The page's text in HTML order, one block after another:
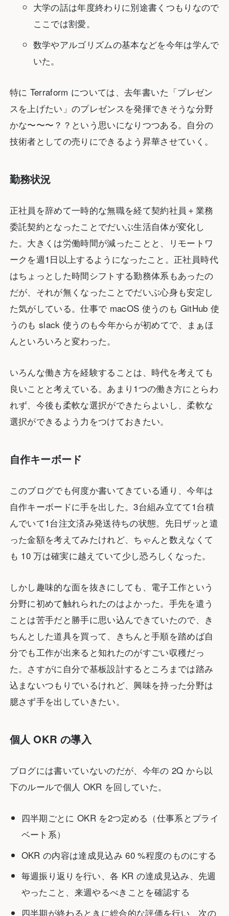
大学の話は年度終わりに別途書くつもりなので
ここでは割愛。
数学やアルゴリズムの基本などを今年は学んで
いた。
特に Terraform については、去年書いた「プレゼン
スを上げたい」のプレゼンスを発揮できそうな分野
かな〜〜〜？？という思いになりつつある。自分の
技術者としての売りにできるよう昇華させていく。
勤務状況
正社員を辞めて一時的な無職を経て契約社員＋業務
委託契約となったことでだいぶ生活自体が変化し
た。大きくは労働時間が減ったことと、リモートワ
ークを週1日以上するようになったこと。正社員時代
はちょっとした時間シフトする勤務体系もあったの
だが、それが無くなったことでだいぶ心身も安定し
た気がしている。仕事で macOS 使うのも GitHub 使
うのも slack 使うのも今年からが初めてで、まぁほ
んといろいろと変わった。
いろんな働き方を経験することは、時代を考えても
良いことと考えている。あまり1つの働き方にとらわ
れず、今後も柔軟な選択ができたらよいし、柔軟な
選択ができるよう力をつけておきたい。
自作キーボード
このブログでも何度か書いてきている通り、今年は
自作キーボードに手を出した。3台組み立てて1台積
んでいて1台注文済み発送待ちの状態。先日ザッと遣
った金額を考えてみたけれど、ちゃんと数えなくて
も 10 万は確実に越えていて少し恐ろしくなった。
しかし趣味的な面を抜きにしても、電子工作という
分野に初めて触れられたのはよかった。手先を遣う
ことは苦手だと勝手に思い込んできていたので、き
ちんとした道具を買って、きちんと手順を踏めば自
分でも工作が出来ると知れたのがすごい収穫だっ
た。さすがに自分で基板設計するところまでは踏み
込まないつもりでいるけれど、興味を持った分野は
臆さず手を出していきたい。
個人 OKR の導入
ブログには書いていないのだが、今年の 2Q から以
下のルールで個人 OKR を回していた。
四半期ごとに OKR を2つ定める（仕事系とプライ
ベート系）
OKR の内容は達成見込み 60 %程度のものにする
毎週振り返りを行い、各 KR の達成見込み、先週
やったこと、来週やるべきことを確認する
四半期が終わるときに総合的な評価を行い、次の